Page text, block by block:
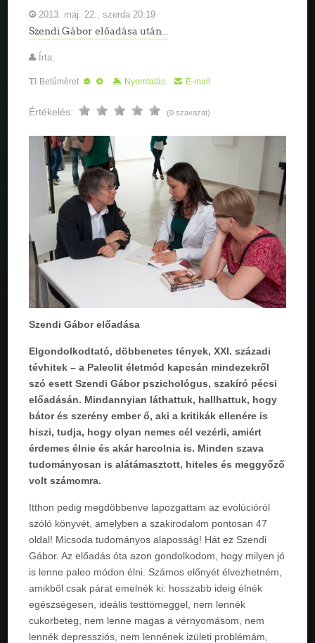
2013. máj. 22., szerda 20:19
Szendi Gábor előadása után...
Írta:
Betűméret Nyomtatás E-mail
Értékelés: (0 szavazat)
Szendi Gábor előadása
Elgondolkodtató, döbbenetes tények, XXI. századi
tévhitek – a Paleolit életmód kapcsán mindezekről
szó esett Szendi Gábor pszichológus, szakíró pécsi
előadásán. Mindannyian láthattuk, hallhattuk, hogy
bátor és szerény ember ő, aki a kritikák ellenére is
hiszi, tudja, hogy olyan nemes cél vezérli, amiért
érdemes élnie és akár harcolnia is. Minden szava
tudományosan is alátámasztott, hiteles és meggyőző
volt számomra.
Itthon pedig megdöbbenve lapozgattam az evolúcióról
szóló könyvét, amelyben a szakirodalom pontosan 47
oldal! Micsoda tudományos alaposság! Hát ez Szendi
Gábor. Az előadás óta azon gondolkodom, hogy milyen jó
is lenne paleo módon élni. Számos előnyét élvezhetném,
amikből csak párat emelnék ki: hosszabb ideig élnék
egészségesen, ideális testtömeggel, nem lennék
cukorbeteg, nem lenne magas a vérnyomásom, nem
lennék depressziós, nem lennének izületi problémám,